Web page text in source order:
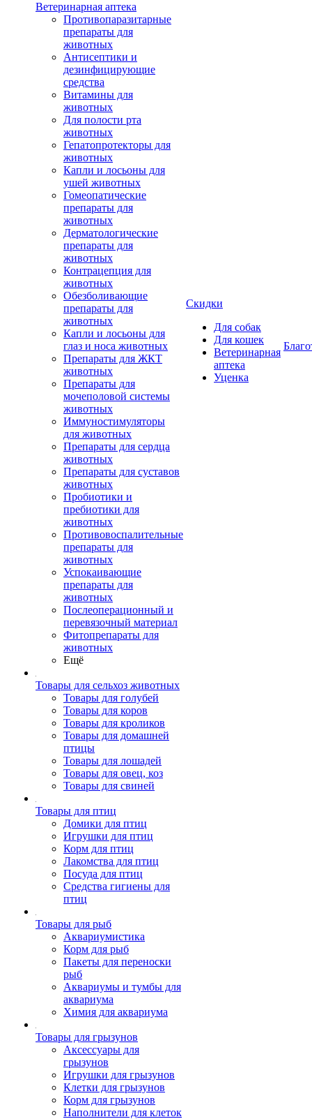
Ветеринарная аптека
Противопаразитарные
препараты для
животных
Антисептики и
дезинфицирующие
средства
Витамины для
животных
Для полости рта
животных
Гепатопротекторы для
животных
Капли и лосьоны для
ушей животных
Гомеопатические
препараты для
животных
Дерматологические
препараты для
животных
Контрацепция для
животных
Обезболивающие
препараты для
животных
Капли и лосьоны для
глаз и носа животных
Препараты для ЖКТ
животных
Препараты для
мочеполовой системы
животных
Иммуностимуляторы
для животных
Препараты для сердца
животных
Препараты для суставов
животных
Пробиотики и
пребиотики для
животных
Противовоспалительные
препараты для
животных
Успокаивающие
препараты для
животных
Послеоперационный и
перевязочный материал
Фитопрепараты для
животных
Ещё
Товары для сельхоз животных
Товары для голубей
Товары для коров
Товары для кроликов
Товары для домашней
птицы
Товары для лошадей
Товары для овец, коз
Товары для свиней
Товары для птиц
Домики для птиц
Игрушки для птиц
Корм для птиц
Лакомства для птиц
Посуда для птиц
Средства гигиены для
птиц
Товары для рыб
Аквариумистика
Корм для рыб
Пакеты для переноски
рыб
Аквариумы и тумбы для
аквариума
Химия для аквариума
Товары для грызунов
Аксессуары для
грызунов
Игрушки для грызунов
Клетки для грызунов
Корм для грызунов
Наполнители для клеток
Скидки
Для собак
Для кошек
Ветеринарная
аптека
Уценка